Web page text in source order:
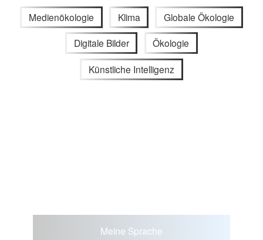
Medienökologie Klima Globale Ökologie
Digitale Bilder Ökologie
Künstliche Intelligenz
Meine Sprache